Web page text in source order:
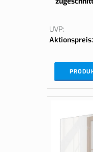
UVP
Aktionspreis